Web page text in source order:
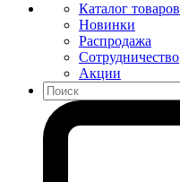
Каталог товаров
Новинки
Распродажа
Сотрудничество
Акции